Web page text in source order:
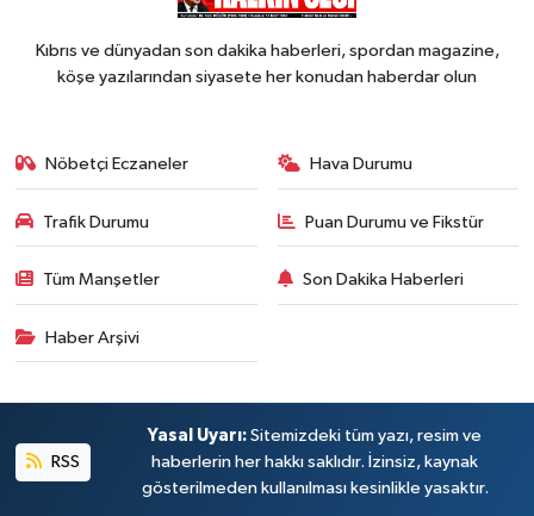
Kıbrıs ve dünyadan son dakika haberleri, spordan magazine,
köşe yazılarından siyasete her konudan haberdar olun
Nöbetçi Eczaneler Hava Durumu
Trafik Durumu Puan Durumu ve Fikstür
Tüm Manşetler Son Dakika Haberleri
Haber Arşivi
RSS
Yasal Uyarı: Sitemizdeki tüm yazı, resim ve
haberlerin her hakkı saklıdır. İzinsiz, kaynak
gösterilmeden kullanılması kesinlikle yasaktır.